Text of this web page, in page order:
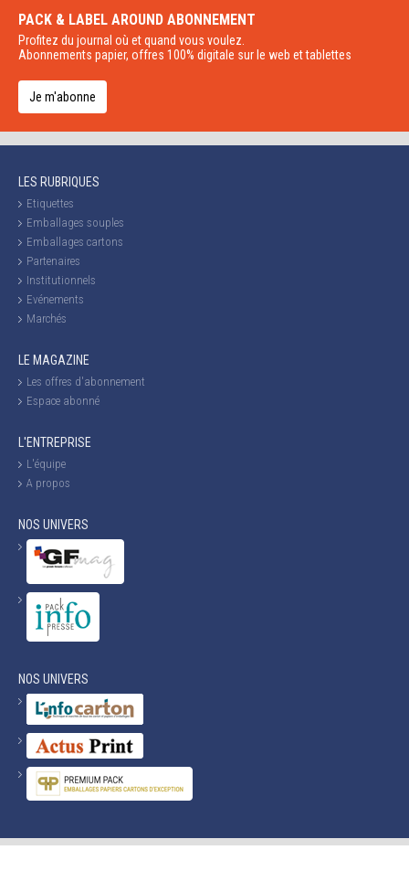
PACK & LABEL AROUND ABONNEMENT
Profitez du journal où et quand vous voulez.
Abonnements papier, offres 100% digitale sur le web et tablettes
Je m'abonne
LES RUBRIQUES
Etiquettes
Emballages souples
Emballages cartons
Partenaires
Institutionnels
Evénements
Marchés
LE MAGAZINE
Les offres d'abonnement
Espace abonné
L'ENTREPRISE
L'équipe
A propos
NOS UNIVERS
NOS UNIVERS